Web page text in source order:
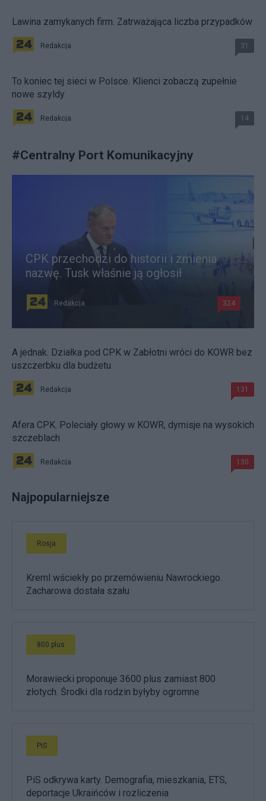
Lawina zamykanych firm. Zatrważająca liczba przypadków
Redakcja 31
To koniec tej sieci w Polsce. Klienci zobaczą zupełnie
nowe szyldy
Redakcja 14
#Centralny Port Komunikacyjny
CPK przechodzi do historii i zmienia
nazwę. Tusk właśnie ją ogłosił
Redakcja 324
A jednak. Działka pod CPK w Zabłotni wróci do KOWR bez
uszczerbku dla budżetu
Redakcja 131
Afera CPK. Poleciały głowy w KOWR, dymisje na wysokich
szczeblach
Redakcja 130
Najpopularniejsze
Rosja
Kreml wściekły po przemówieniu Nawrockiego.
Zacharowa dostała szału
800 plus
Morawiecki proponuje 3600 plus zamiast 800
złotych. Środki dla rodzin byłyby ogromne
PiS
PiS odkrywa karty. Demografia, mieszkania, ETS,
deportacje Ukraińców i rozliczenia